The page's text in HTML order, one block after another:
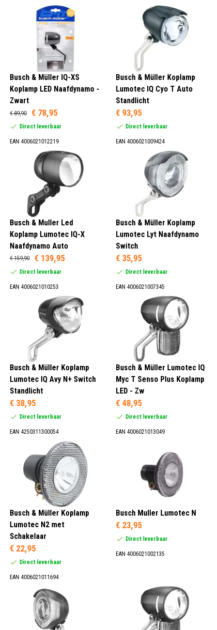
Busch & Müller IQ-XS
Koplamp LED Naafdynamo -
Zwart
€ 89,90 € 78,95
Direct leverbaar
EAN 4006021012219
Busch & Müller Koplamp
Lumotec IQ Cyo T Auto
Standlicht
€ 93,95
Direct leverbaar
EAN 4006021009424
Busch & Muller Led
Koplamp Lumotec IQ-X
Naafdynamo Auto
€ 159,90 € 139,95
Direct leverbaar
EAN 4006021010253
Busch & Müller Koplamp
Lumotec Lyt Naafdynamo
Switch
€ 35,95
Direct leverbaar
EAN 4006021007345
Busch & Müller Koplamp
Lumotec IQ Avy N+ Switch
Standlicht
€ 38,95
Direct leverbaar
EAN 4250311300054
Busch & Müller Lumotec IQ
Myc T Senso Plus Koplamp
LED - Zw
€ 48,95
Direct leverbaar
EAN 4006021013049
Busch & Müller Koplamp
Lumotec N2 met
Schakelaar
€ 22,95
Direct leverbaar
EAN 4006021011694
Busch Muller Lumotec N
€ 23,95
Direct leverbaar
EAN 4006021002135